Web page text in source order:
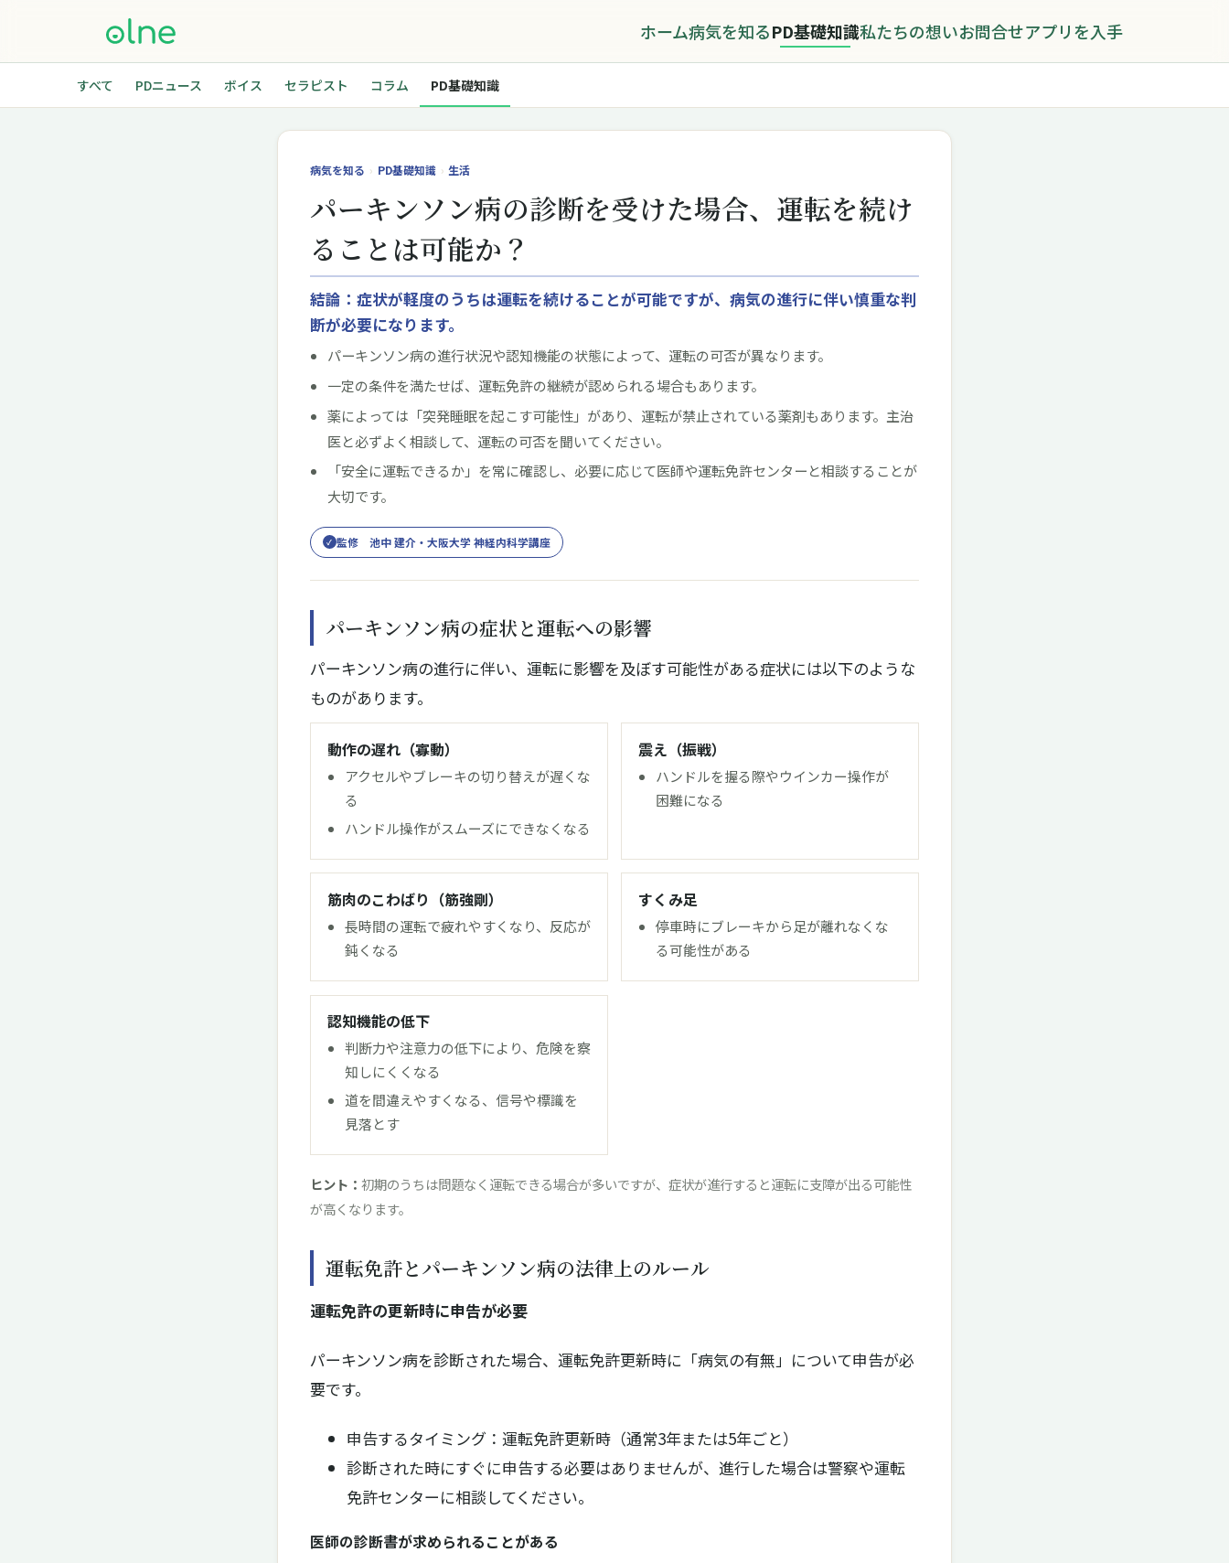
ホーム病気を知るPD基礎知識私たちの想いお問合せアプリを入手
すべて PDニュース ボイス セラピスト コラム PD基礎知識
病気を知る › PD基礎知識 › 生活
パーキンソン病の診断を受けた場合、運転を続け
ることは可能か？
結論：症状が軽度のうちは運転を続けることが可能ですが、病気の進行に伴い慎重な判
断が必要になります。
パーキンソン病の進行状況や認知機能の状態によって、運転の可否が異なります。
一定の条件を満たせば、運転免許の継続が認められる場合もあります。
薬によっては「突発睡眠を起こす可能性」があり、運転が禁止されている薬剤もあります。主治
医と必ずよく相談して、運転の可否を聞いてください。
「安全に運転できるか」を常に確認し、必要に応じて医師や運転免許センターと相談することが
大切です。
✓ 監修 池中 建介・大阪大学 神経内科学講座
パーキンソン病の症状と運転への影響
パーキンソン病の進行に伴い、運転に影響を及ぼす可能性がある症状には以下のような
ものがあります。
動作の遅れ（寡動）
アクセルやブレーキの切り替えが遅くな
る
ハンドル操作がスムーズにできなくなる
震え（振戦）
ハンドルを握る際やウインカー操作が
困難になる
筋肉のこわばり（筋強剛）
長時間の運転で疲れやすくなり、反応が
鈍くなる
すくみ足
停車時にブレーキから足が離れなくな
る可能性がある
認知機能の低下
判断力や注意力の低下により、危険を察
知しにくくなる
道を間違えやすくなる、信号や標識を
見落とす
ヒント：初期のうちは問題なく運転できる場合が多いですが、症状が進行すると運転に支障が出る可能性
が高くなります。
運転免許とパーキンソン病の法律上のルール
運転免許の更新時に申告が必要
パーキンソン病を診断された場合、運転免許更新時に「病気の有無」について申告が必
要です。
申告するタイミング：運転免許更新時（通常3年または5年ごと）
診断された時にすぐに申告する必要はありませんが、進行した場合は警察や運転
免許センターに相談してください。
医師の診断書が求められることがある